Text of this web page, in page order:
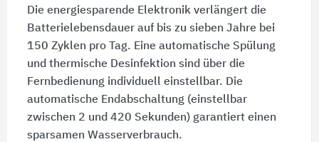
Die energiesparende Elektronik verlängert die
Batterielebensdauer auf bis zu sieben Jahre bei
150 Zyklen pro Tag. Eine automatische Spülung
und thermische Desinfektion sind über die
Fernbedienung individuell einstellbar. Die
automatische Endabschaltung (einstellbar
zwischen 2 und 420 Sekunden) garantiert einen
sparsamen Wasserverbrauch.